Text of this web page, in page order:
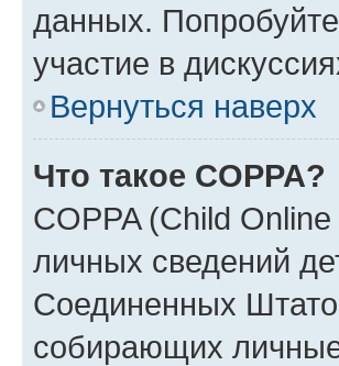
данных.
участие в
Вернуться наверх
Что такое COPPA?
COPPA (Child
личных сведений
Соединенных
собирающих